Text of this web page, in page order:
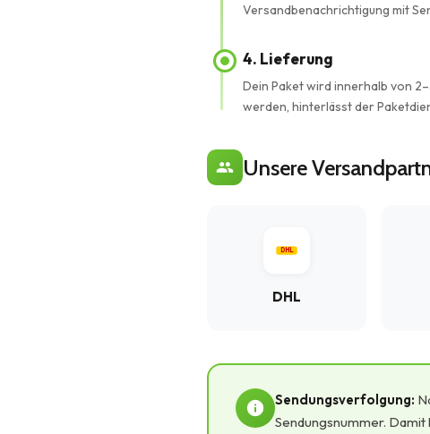
Versandbenachrichtigung mit
4. Lieferung
Dein Paket wird innerhalb von
werden, hinterlässt der
Unsere
DHL
DHL
Sendungsverfolgung:
Sendungsnummer.